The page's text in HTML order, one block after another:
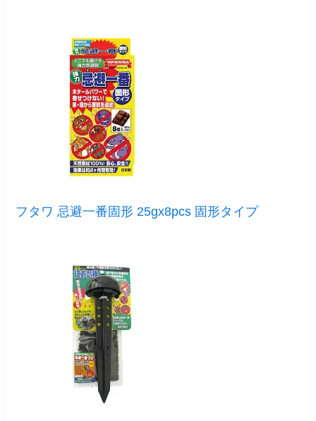
フタワ 忌避一番固形 25gx8pcs 固形タイプ